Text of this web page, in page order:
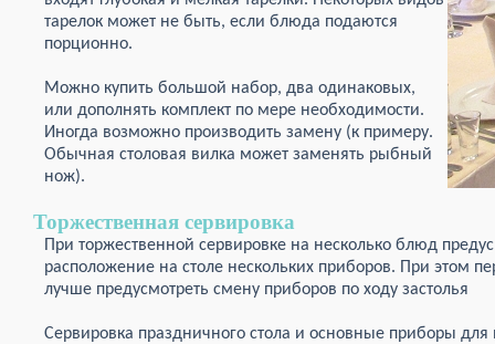
тарелок может не быть, если блюда подаются
порционно.
Можно купить большой набор, два одинаковых,
или дополнять комплект по мере необходимости.
Иногда возможно производить замену (к примеру.
Обычная столовая вилка может заменять рыбный
нож).
Торжественная сервировка
При торжественной сервировке на несколько блюд
расположение на столе нескольких приборов. При этом
лучше предусмотреть смену приборов по ходу застолья
Сервировка праздничного стола и основные приборы